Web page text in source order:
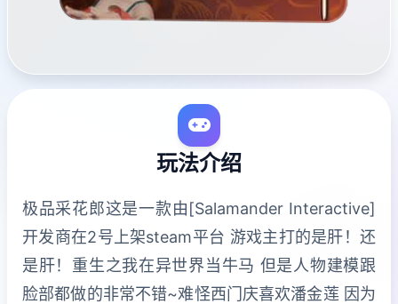
玩法介绍
极品采花郎这是一款由[Salamander Interactive]
开发商在2号上架steam平台 游戏主打的是肝！还
是肝！重生之我在异世界当牛马 但是人物建模跟
脸部都做的非常不错~难怪西门庆喜欢潘金莲 因为